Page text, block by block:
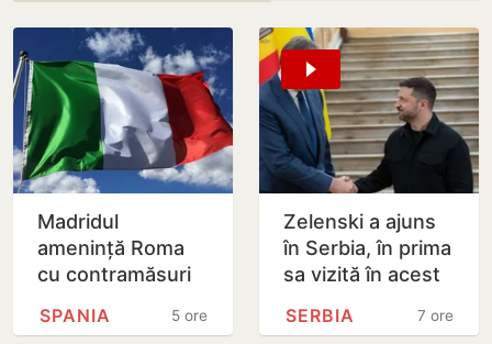
Madridul
amenință Roma
cu contramăsuri
renunță la
5 ore
SPANIA
Zelenski a ajuns
în Serbia, în prima
sa vizită în acest
tradițional al
7 ore
SERBIA